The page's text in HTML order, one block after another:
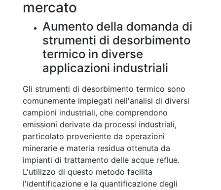
mercato
Aumento della domanda di
strumenti di desorbimento
termico in diverse
applicazioni industriali
Gli strumenti di desorbimento termico sono
comunemente impiegati nell'analisi di diversi
campioni industriali, che comprendono
emissioni derivate da processi industriali,
particolato proveniente da operazioni
minerarie e materia residua ottenuta da
impianti di trattamento delle acque reflue.
L'utilizzo di questo metodo facilita
l'identificazione e la quantificazione degli